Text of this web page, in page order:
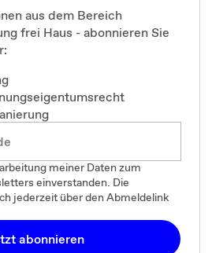
aus dem Bereich
frei Haus - abonnieren Sie
meiner Daten zum
einverstanden. Die
jederzeit über den Abmeldelink
abonnieren